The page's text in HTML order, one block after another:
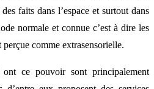
faits dans l’espace et surtout dans
normale et connue c’est à dire les
comme extrasensorielle.
ce pouvoir sont principalement